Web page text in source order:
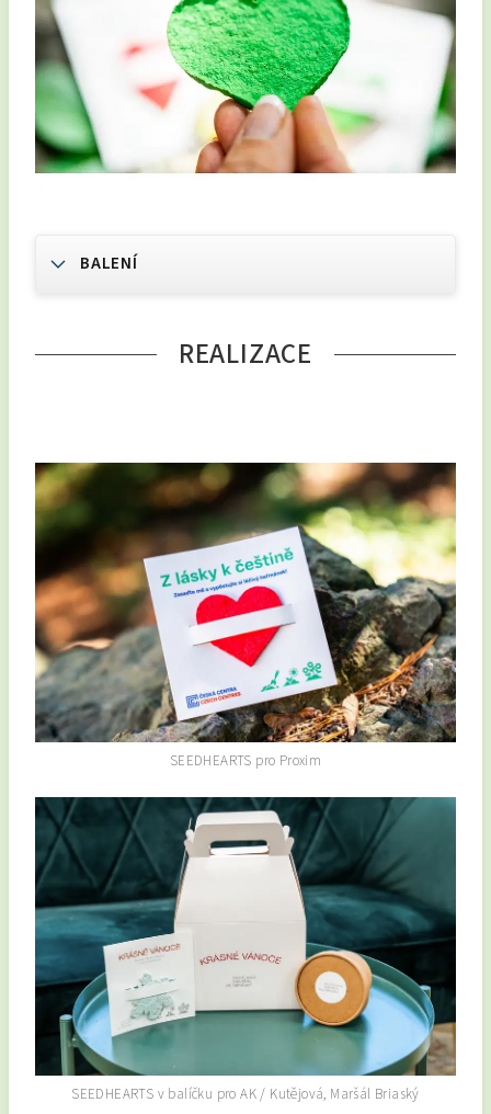
BALENÍ
REALIZACE
SEEDHEARTS pro Proxim
SEEDHEARTS v balíčku pro AK / Kutějová, Maršál Briaský